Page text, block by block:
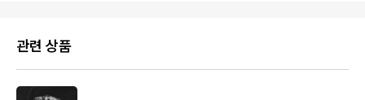
관련 상품